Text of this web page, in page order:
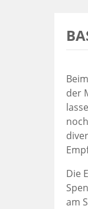
der
Die
am